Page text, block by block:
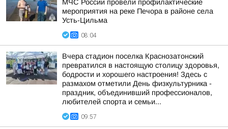
МЧС России провели профилактические
мероприятия на реке Печора в районе села
Усть-Цильма
08:04
Вчера стадион поселка Краснозатонский
превратился в настоящую столицу здоровья,
бодрости и хорошего настроения! Здесь с
размахом отметили День физкультурника -
праздник, объединивший профессионалов,
любителей спорта и семьи...
09:57